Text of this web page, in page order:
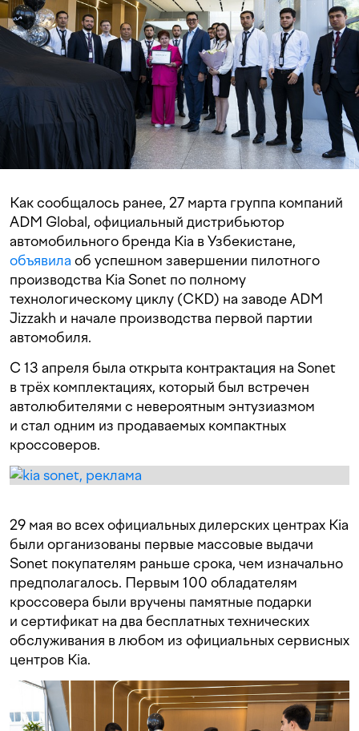
Как сообщалось ранее, 27 марта группа компаний
ADM Global, официальный дистрибьютор
автомобильного бренда Kia в Узбекистане,
объявила об успешном завершении пилотного
производства Kia Sonet по полному
технологическому циклу (CKD) на заводе ADM
Jizzakh и начале производства первой партии
автомобиля.
С 13 апреля была открыта контрактация на Sonet
в трёх комплектациях, который был встречен
автолюбителями с невероятным энтузиазмом
и стал одним из продаваемых компактных
кроссоверов.
29 мая во всех официальных дилерских центрах Kia
были организованы первые массовые выдачи
Sonet покупателям раньше срока, чем изначально
предполагалось. Первым 100 обладателям
кроссовера были вручены памятные подарки
и сертификат на два бесплатных технических
обслуживания в любом из официальных сервисных
центров Kia.